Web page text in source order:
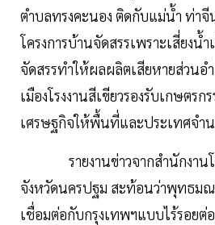
ตำบลทรงคะนอง ติดกับแม่นํ้า ท่า
โครงการบ้านจัดสรรเพราะเสี่ยงนํ้
จัดสรรทำให้ผลผลิตเสียหายส่วนอ
เมืองโรงงานสีเขียวรองรับเกษตรก
เศรษฐกิจให้พื้นที่และประเทศจำ
รายงานข่าวจากสำนักงานโย
จังหวัดนครปฐม สะท้อนว่าพุทธม
เชื่อมต่อกับกรุงเทพฯแบบไร้รอย